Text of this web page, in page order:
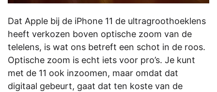
Dat Apple bij de iPhone 11 de ultragroothoeklens
heeft verkozen boven optische zoom van de
telelens, is wat ons betreft een schot in de roos.
Optische zoom is echt iets voor pro’s. Je kunt
met de 11 ook inzoomen, maar omdat dat
digitaal gebeurt, gaat dat ten koste van de